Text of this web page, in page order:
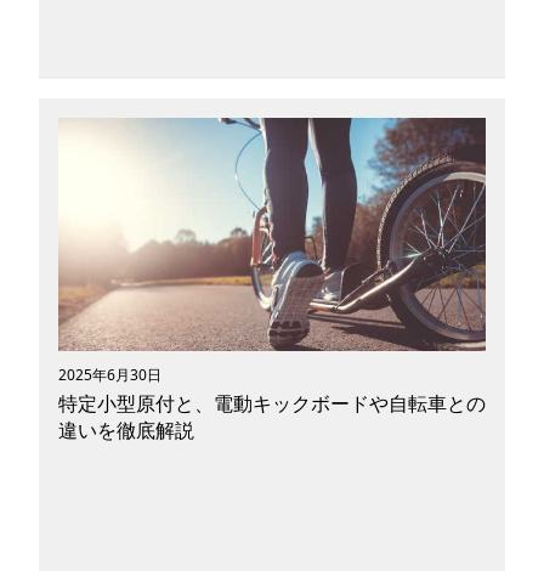
世界各国で開発が進んでいる自動運転技術。日本
でも行政機関と民間企業が協業し、実装に向けて
本腰を入れています。今回は自動運転レベル4サ
ービスの導入や、完全自動運転の実現目処につい
て解説したいと思います。
2025年6月30日
特定小型原付と、電動キックボードや自転車との
違いを徹底解説